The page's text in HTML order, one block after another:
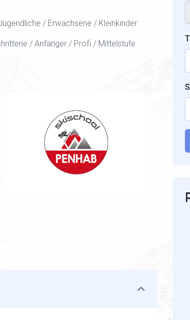
/ Erwachsene / Kleinkinder
/ Anfänger / Profi / Mittelstufe